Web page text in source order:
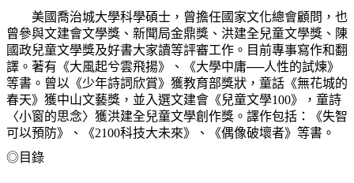
美國喬治城大學科學碩士，曾擔任國家文化總會顧問，也
曾參與文建會文學獎、新聞局金鼎獎、洪建全兒童文學獎、陳
國政兒童文學獎及好書大家讀等評審工作。目前專事寫作和翻
譯。著有《大風起兮雲飛揚》、《大學中庸──人性的試煉》
等書。曾以《少年詩詞欣賞》獲教育部獎狀，童話《無花城的
春天》獲中山文藝獎，並入選文建會《兒童文學100》，童詩
〈小窗的思念〉獲洪建全兒童文學創作獎。譯作包括：《失智
可以預防》、《2100科技大未來》、《偶像破壞者》等書。
◎目錄